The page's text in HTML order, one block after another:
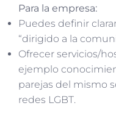
Para la empresa:
Puedes definir
“dirigido a la
Ofrecer servicios/
ejemplo
parejas del mismo
redes LGBT.